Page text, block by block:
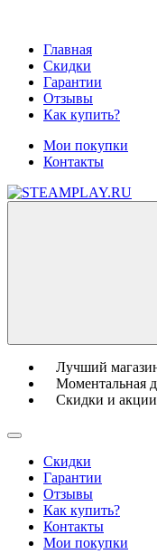
Главная
Скидки
Гарантии
Отзывы
Как купить?
Мои покупки
Контакты
Лучший
Моментальная
Скидки и акции
Скидки
Гарантии
Отзывы
Как купить?
Контакты
Мои покупки